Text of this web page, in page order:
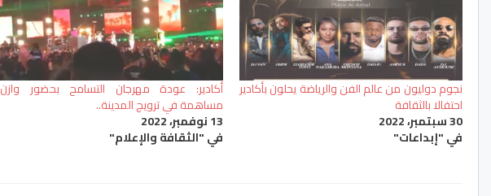
نجوم دوليون من عالم الفن والرياضة يحلون بأكادير
احتفالا بالثقافة
30 سبتمبر، 2022
في "إبداعات"
أكادير: عودة مهرجان التسامح بحضور وازن
مساهمة في ترويج المدينة..
13 نوفمبر، 2022
في "الثقافة والإعلام"